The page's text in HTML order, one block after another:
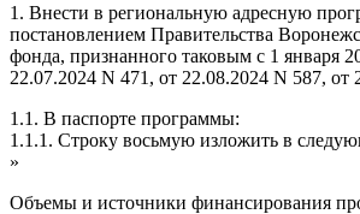
1. Внести в региональную адресную
постановлением Правительства
фонда, признанного таковым с 1 января
22.07.2024 N 471, от 22.08.2024 N 587,
1.1. В паспорте программы:
1.1.1. Строку восьмую изложить в
»
Объемы и источники финансирования